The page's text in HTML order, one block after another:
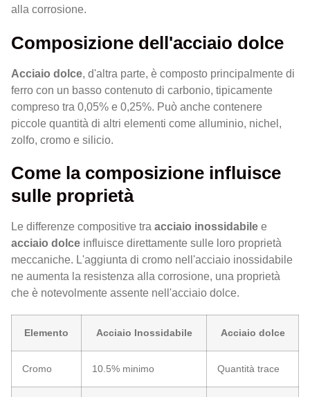
alla corrosione.
Composizione dell'acciaio dolce
Acciaio dolce, d'altra parte, è composto principalmente di
ferro con un basso contenuto di carbonio, tipicamente
compreso tra 0,05% e 0,25%. Può anche contenere
piccole quantità di altri elementi come alluminio, nichel,
zolfo, cromo e silicio.
Come la composizione influisce
sulle proprietà
Le differenze compositive tra acciaio inossidabile e
acciaio dolce influisce direttamente sulle loro proprietà
meccaniche. L'aggiunta di cromo nell'acciaio inossidabile
ne aumenta la resistenza alla corrosione, una proprietà
che è notevolmente assente nell'acciaio dolce.
Elemento Acciaio Inossidabile Acciaio dolce
Cromo 10.5% minimo Quantità trace